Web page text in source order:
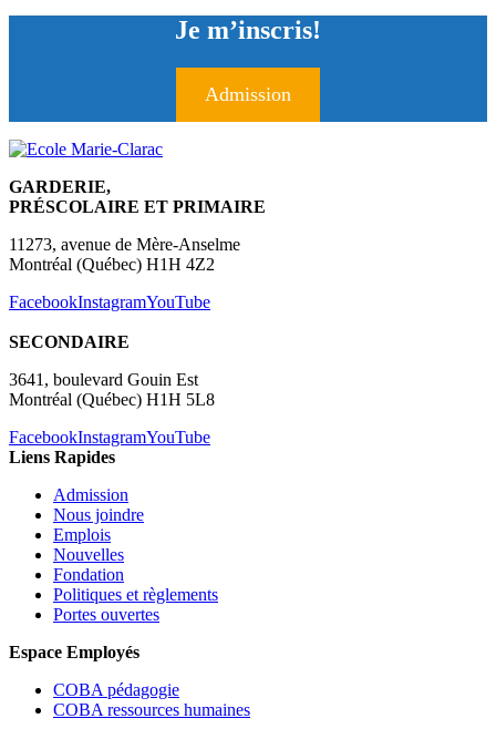
Je m’inscris!
Admission
GARDERIE,
PRÉSCOLAIRE ET PRIMAIRE
11273, avenue de Mère-Anselme
Montréal (Québec) H1H 4Z2
FacebookInstagramYouTube
SECONDAIRE
3641, boulevard Gouin Est
Montréal (Québec) H1H 5L8
FacebookInstagramYouTube
Liens Rapides
Admission
Nous joindre
Emplois
Nouvelles
Fondation
Politiques et règlements
Portes ouvertes
Espace Employés
COBA pédagogie
COBA ressources humaines